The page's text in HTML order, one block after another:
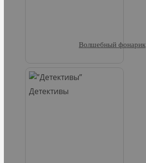
Детективы
Волшебный фонарик